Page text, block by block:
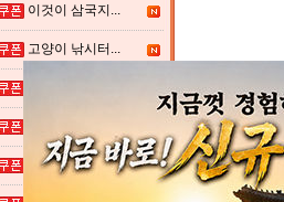
이것이 삼국지...
고양이 낚시터...
열혈강호: 넥...